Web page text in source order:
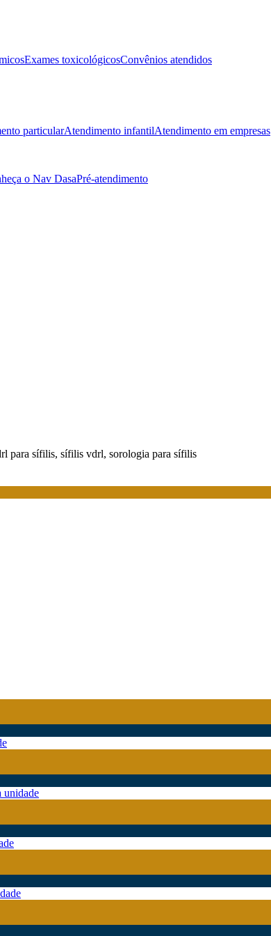
Exames toxicológicosConvênios atendidos
particularAtendimento infantilAtendimento em empresas
o Nav DasaPré-atendimento
para sífilis, sífilis vdrl, sorologia para sífilis
unidade